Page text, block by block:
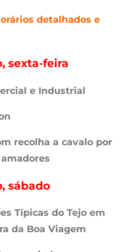
detalhados e
sexta-feira
e Industrial
recolha a cavalo por
sábado
Típicas do Tejo em
da Boa Viagem